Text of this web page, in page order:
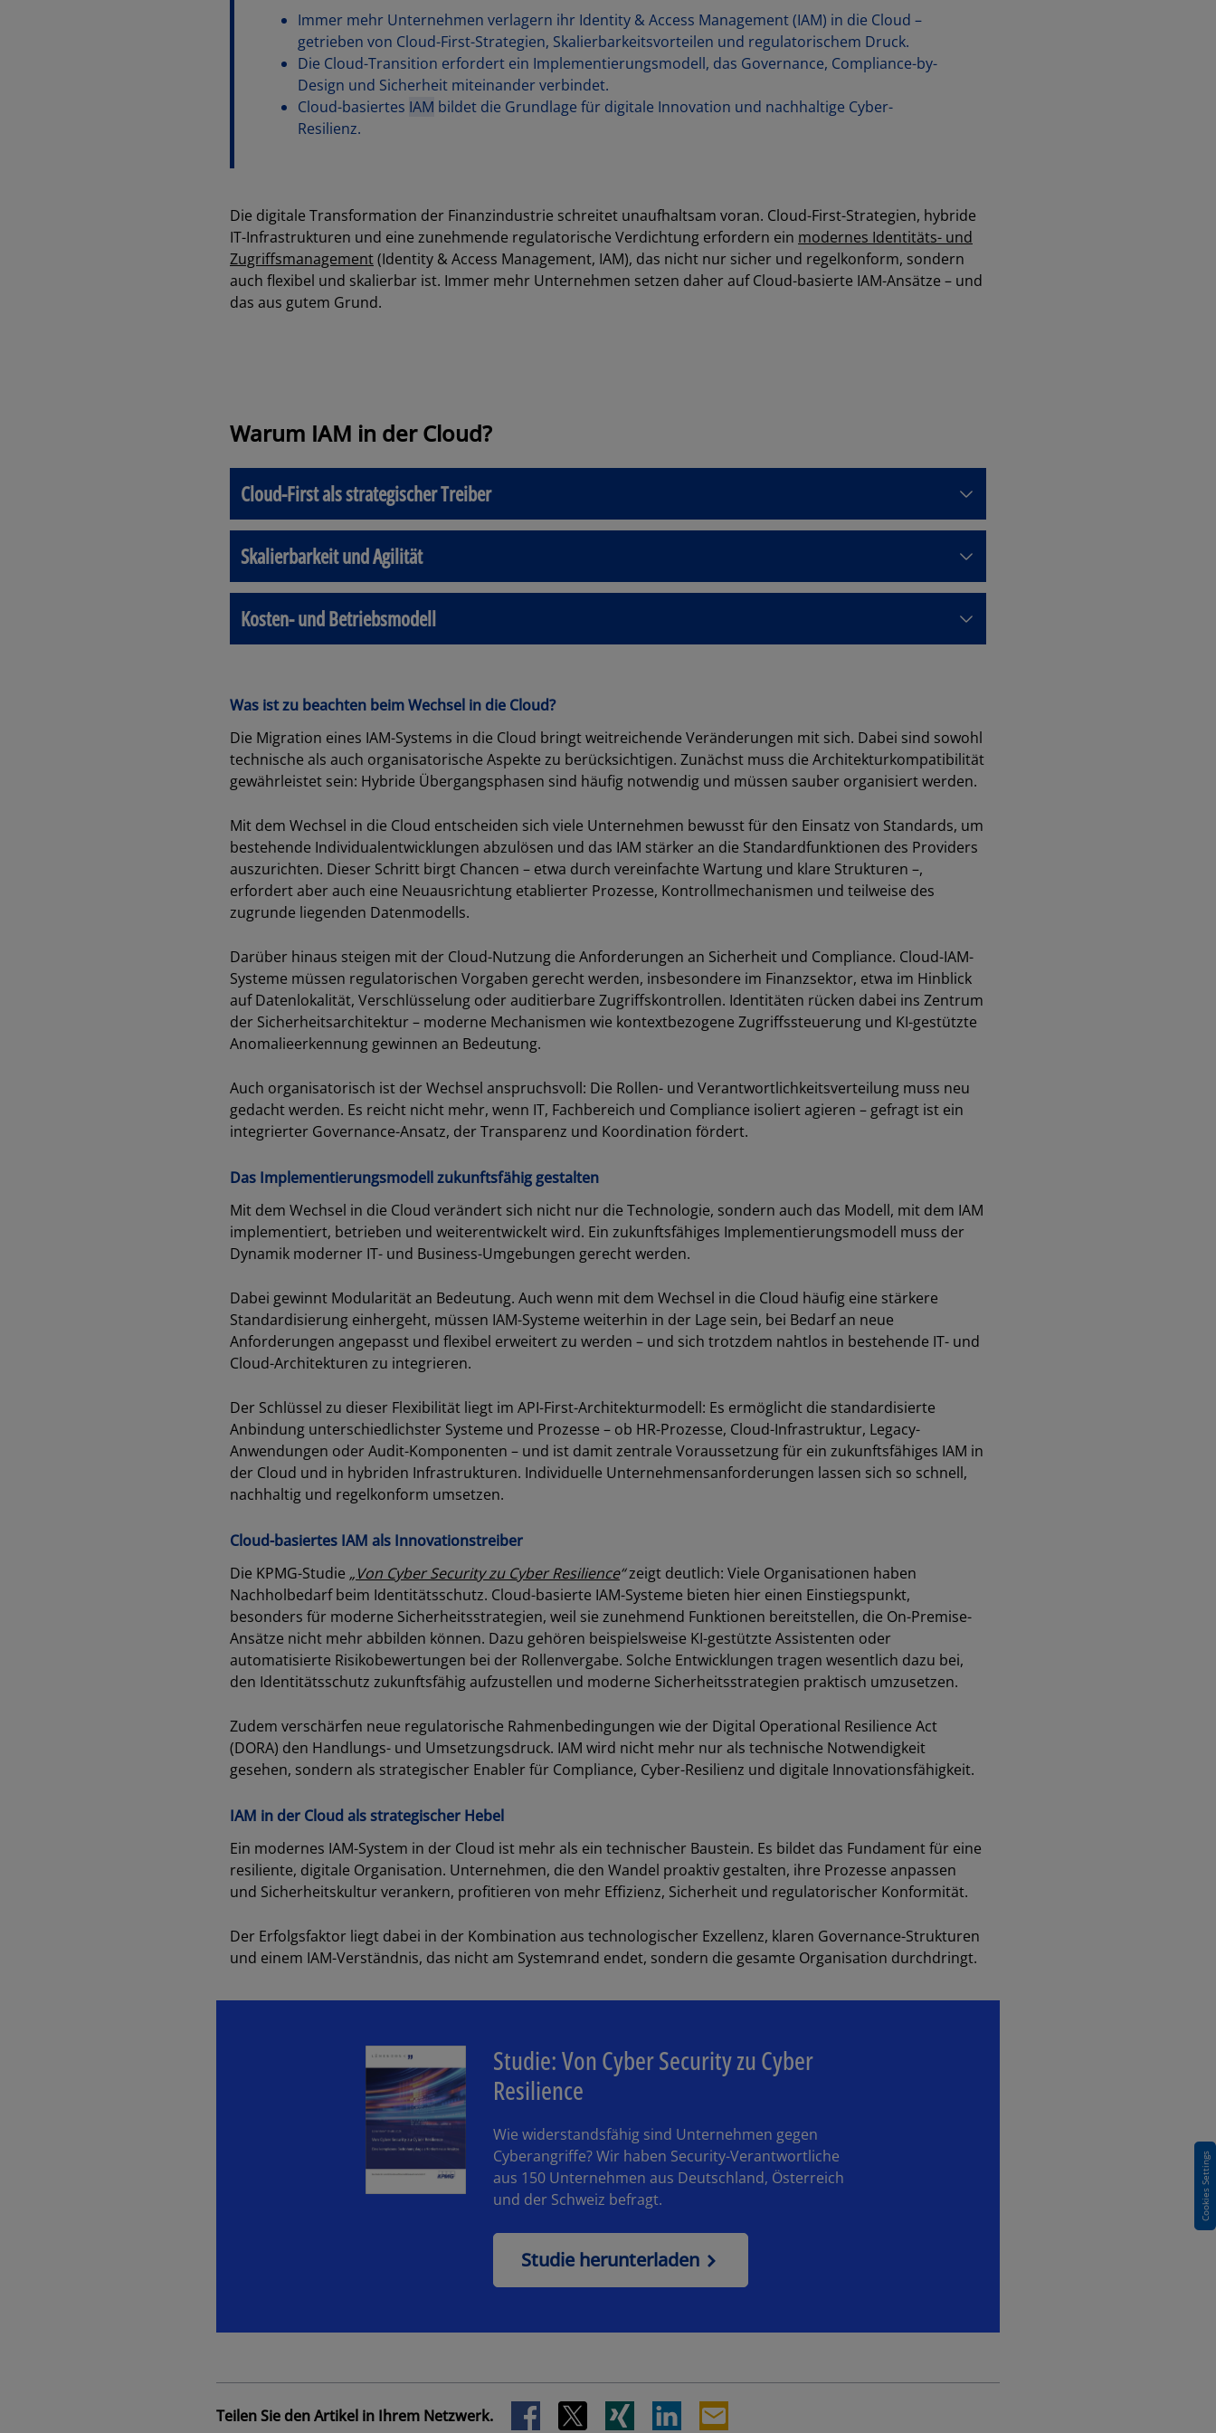
Cookies Settings
Immer mehr Unternehmen verlagern ihr Identity & Access Management (IAM) in die Cloud –
getrieben von Cloud-First-Strategien, Skalierbarkeitsvorteilen und regulatorischem Druck.
Die Cloud-Transition erfordert ein Implementierungsmodell, das Governance, Compliance-by-
Design und Sicherheit miteinander verbindet.
Cloud-basiertes IAM bildet die Grundlage für digitale Innovation und nachhaltige Cyber-
Resilienz.
Die digitale Transformation der Finanzindustrie schreitet unaufhaltsam voran. Cloud-First-Strategien, hybride
IT-Infrastrukturen und eine zunehmende regulatorische Verdichtung erfordern ein modernes Identitäts- und
Zugriffsmanagement(Identity & Access Management, IAM), das nicht nur sicher und regelkonform, sondern
auch flexibel und skalierbar ist. Immer mehr Unternehmen setzen daher auf Cloud-basierte IAM-Ansätze – und
das aus gutem Grund.
Warum IAM in der Cloud?
Cloud-First als strategischer Treiber
Skalierbarkeit und Agilität
Kosten- und Betriebsmodell
Was ist zu beachten beim Wechsel in die Cloud?
Die Migration eines IAM-Systems in die Cloud bringt weitreichende Veränderungen mit sich. Dabei sind sowohl
technische als auch organisatorische Aspekte zu berücksichtigen. Zunächst muss die Architekturkompatibilität
gewährleistet sein: Hybride Übergangsphasen sind häufig notwendig und müssen sauber organisiert werden.
Mit dem Wechsel in die Cloud entscheiden sich viele Unternehmen bewusst für den Einsatz von Standards, um
bestehende Individualentwicklungen abzulösen und das IAM stärker an die Standardfunktionen des Providers
auszurichten. Dieser Schritt birgt Chancen – etwa durch vereinfachte Wartung und klare Strukturen –,
erfordert aber auch eine Neuausrichtung etablierter Prozesse, Kontrollmechanismen und teilweise des
zugrunde liegenden Datenmodells.
Darüber hinaus steigen mit der Cloud-Nutzung die Anforderungen an Sicherheit und Compliance. Cloud-IAM-
Systeme müssen regulatorischen Vorgaben gerecht werden, insbesondere im Finanzsektor, etwa im Hinblick
auf Datenlokalität, Verschlüsselung oder auditierbare Zugriffskontrollen. Identitäten rücken dabei ins Zentrum
der Sicherheitsarchitektur – moderne Mechanismen wie kontextbezogene Zugriffssteuerung und KI-gestützte
Anomalieerkennung gewinnen an Bedeutung.
Auch organisatorisch ist der Wechsel anspruchsvoll: Die Rollen- und Verantwortlichkeitsverteilung muss neu
gedacht werden. Es reicht nicht mehr, wenn IT, Fachbereich und Compliance isoliert agieren – gefragt ist ein
integrierter Governance-Ansatz, der Transparenz und Koordination fördert.
Das Implementierungsmodell zukunftsfähig gestalten
Mit dem Wechsel in die Cloud verändert sich nicht nur die Technologie, sondern auch das Modell, mit dem IAM
implementiert, betrieben und weiterentwickelt wird. Ein zukunftsfähiges Implementierungsmodell muss der
Dynamik moderner IT- und Business-Umgebungen gerecht werden.
Dabei gewinnt Modularität an Bedeutung. Auch wenn mit dem Wechsel in die Cloud häufig eine stärkere
Standardisierung einhergeht, müssen IAM-Systeme weiterhin in der Lage sein, bei Bedarf an neue
Anforderungen angepasst und flexibel erweitert zu werden – und sich trotzdem nahtlos in bestehende IT- und
Cloud-Architekturen zu integrieren.
Der Schlüssel zu dieser Flexibilität liegt im API-First-Architekturmodell: Es ermöglicht die standardisierte
Anbindung unterschiedlichster Systeme und Prozesse – ob HR-Prozesse, Cloud-Infrastruktur, Legacy-
Anwendungen oder Audit-Komponenten – und ist damit zentrale Voraussetzung für ein zukunftsfähiges IAM in
der Cloud und in hybriden Infrastrukturen. Individuelle Unternehmensanforderungen lassen sich so schnell,
nachhaltig und regelkonform umsetzen.
Cloud-basiertes IAM als Innovationstreiber
Die KPMG-Studie „Von Cyber Security zu Cyber Resilience“zeigt deutlich: Viele Organisationen haben
Nachholbedarf beim Identitätsschutz. Cloud-basierte IAM-Systeme bieten hier einen Einstiegspunkt,
besonders für moderne Sicherheitsstrategien, weil sie zunehmend Funktionen bereitstellen, die On-Premise-
Ansätze nicht mehr abbilden können. Dazu gehören beispielsweise KI-gestützte Assistenten oder
automatisierte Risikobewertungen bei der Rollenvergabe. Solche Entwicklungen tragen wesentlich dazu bei,
den Identitätsschutz zukunftsfähig aufzustellen und moderne Sicherheitsstrategien praktisch umzusetzen.
Zudem verschärfen neue regulatorische Rahmenbedingungen wie der Digital Operational Resilience Act
(DORA) den Handlungs- und Umsetzungsdruck. IAM wird nicht mehr nur als technische Notwendigkeit
gesehen, sondern als strategischer Enabler für Compliance, Cyber-Resilienz und digitale Innovationsfähigkeit.
IAM in der Cloud als strategischer Hebel
Ein modernes IAM-System in der Cloud ist mehr als ein technischer Baustein. Es bildet das Fundament für eine
resiliente, digitale Organisation. Unternehmen, die den Wandel proaktiv gestalten, ihre Prozesse anpassen
und Sicherheitskultur verankern, profitieren von mehr Effizienz, Sicherheit und regulatorischer Konformität.
Der Erfolgsfaktor liegt dabei in der Kombination aus technologischer Exzellenz, klaren Governance-Strukturen
und einem IAM-Verständnis, das nicht am Systemrand endet, sondern die gesamte Organisation durchdringt.
Studie: Von Cyber Security zu Cyber
Resilience
Wie widerstandsfähig sind Unternehmen gegen
Cyberangriffe? Wir haben Security-Verantwortliche
aus 150 Unternehmen aus Deutschland, Österreich
und der Schweiz befragt.
Studie herunterladen
Teilen Sie den Artikel in Ihrem Netzwerk.